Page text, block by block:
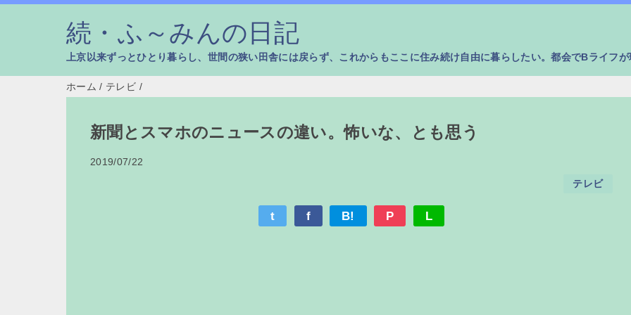
続・ふ～みんの日記
上京以来ずっとひとり暮らし、世間の狭い田舎には戻らず、これからもここに住み続け自由に暮らしたい。都会でBライフ
ホーム / テレビ /
新聞とスマホのニュースの違い。怖いな、とも思う
2019/07/22
テレビ
t f B! P L